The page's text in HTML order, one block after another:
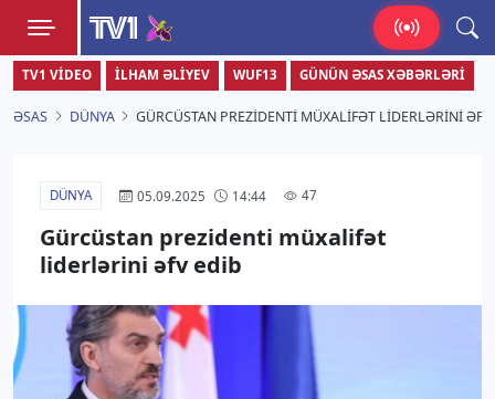
TV1
Zamanı bizimlə yaşa!
TV1 VIDEO İLHAM ƏLIYEV WUF13 GÜNÜN ƏSAS XƏBƏRLƏRI
ƏSAS DÜNYA GÜRCÜSTAN PREZIDENTI MÜXALIFƏT LIDERLƏRINI ƏFV
DÜNYA 05.09.2025 14:44 47
Gürcüstan prezidenti müxalifət
liderlərini əfv edib